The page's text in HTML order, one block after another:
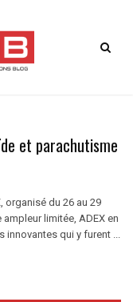
et parachutisme
organisé du 26 au 29
limitée, ADEX en
innovantes qui y furent ...